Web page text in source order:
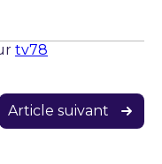
tv78
Article suivant